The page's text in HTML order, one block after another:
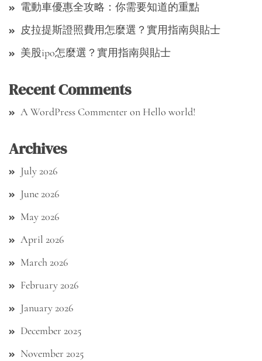
電動車優惠全攻略：你需要知道的重點
皮拉提斯證照費用怎麼選？實用指南與貼士
美股ipo怎麼選？實用指南與貼士
Recent Comments
A WordPress Commenter on Hello world!
Archives
July 2026
June 2026
May 2026
April 2026
March 2026
February 2026
January 2026
December 2025
November 2025